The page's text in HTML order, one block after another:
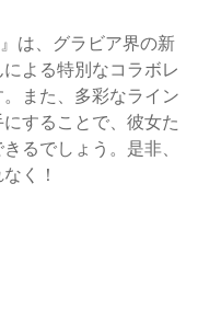
は、グラビア界の新
よる特別なコラボレ
また、多彩なライン
することで、彼女た
るでしょう。是非、
く！